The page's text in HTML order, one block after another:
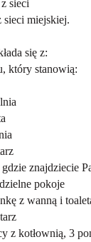
sieci
sieci miejskiej.
się z:
który stanowią:
znajdziecie
pokoje
z wanną i
z kotłownią, 3